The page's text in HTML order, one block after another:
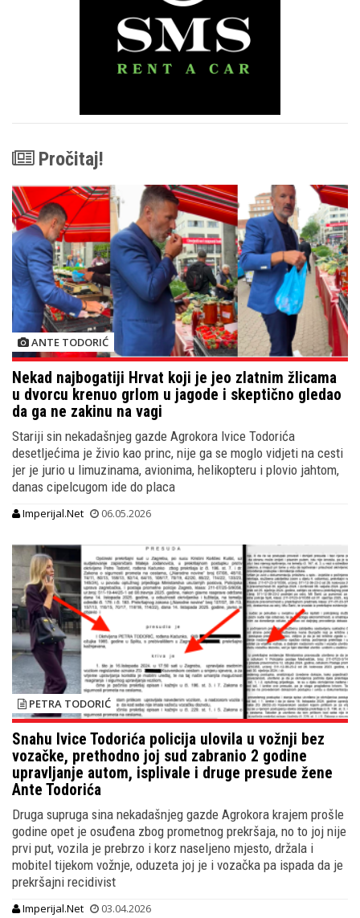
Pročitaj!
ANTE TODORIĆ
Nekad najbogatiji Hrvat koji je jeo zlatnim žlicama
u dvorcu krenuo grlom u jagode i skeptično gledao
da ga ne zakinu na vagi
Stariji sin nekadašnjeg gazde Agrokora Ivice Todorića
desetljećima je živio kao princ, nije ga se moglo vidjeti na cesti
jer je jurio u limuzinama, avionima, helikopteru i plovio jahtom,
danas cipelcugom ide do placa
Imperijal.Net 06.05.2026
PETRA TODORIĆ
Snahu Ivice Todorića policija ulovila u vožnji bez
vozačke, prethodno joj sud zabranio 2 godine
upravljanje autom, isplivale i druge presude žene
Ante Todorića
Druga supruga sina nekadašnjeg gazde Agrokora krajem prošle
godine opet je osuđena zbog prometnog prekršaja, no to joj nije
prvi put, vozila je prebrzo i korz naseljeno mjesto, držala i
mobitel tijekom vožnje, oduzeta joj je i vozačka pa ispada da je
prekršajni recidivist
Imperijal.Net 03.04.2026